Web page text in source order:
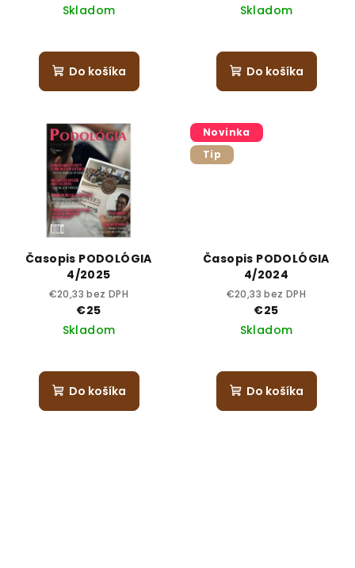
Skladom
Do košíka
Skladom
Do košíka
Časopis PODOLÓGIA
4/2025
€20,33 bez DPH
€25
Skladom
Do košíka
Novinka
Tip
Časopis PODOLÓGIA
4/2024
€20,33 bez DPH
€25
Skladom
Do košíka